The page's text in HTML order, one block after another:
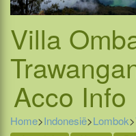
Villa
Acco Info
Home>Indonesië>Lombok>